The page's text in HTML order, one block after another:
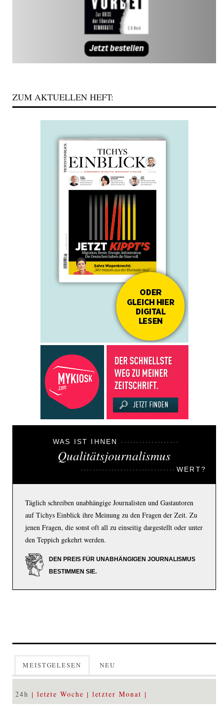
ZUM AKTUELLEN HEFT:
WAS IST IHNEN
Qualitätsjournalismus
WERT?
Täglich schreiben unabhängige Journalisten und Gastautoren
auf Tichys Einblick ihre Meinung zu den Fragen der Zeit. Zu
jenen Fragen, die sonst oft all zu einseitig dargestellt oder unter
den Teppich gekehrt werden.
DEN PREIS FÜR UNABHÄNGIGEN JOURNALISMUS
BESTIMMEN SIE.
MEISTGELESEN NEU
24h letzte Woche letzter Monat